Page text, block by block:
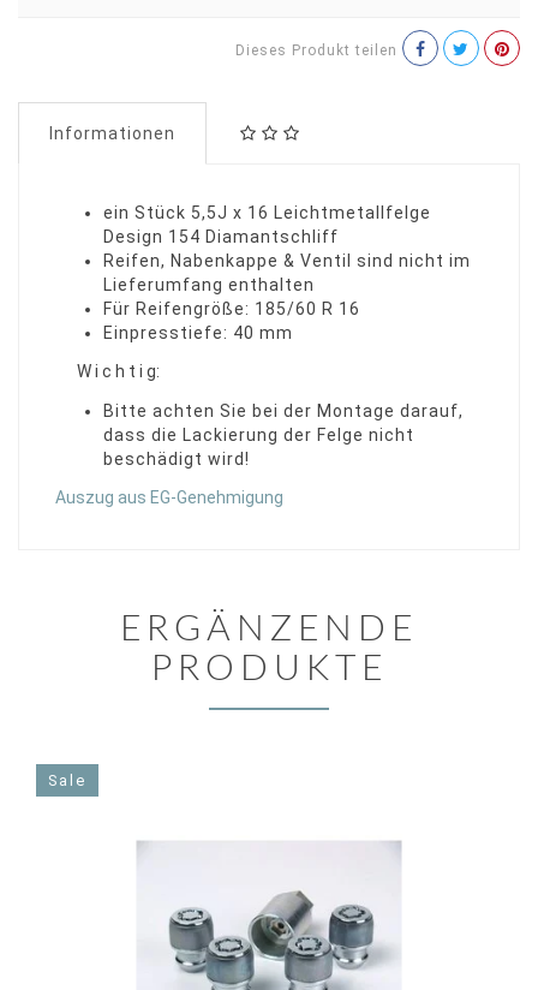
Dieses Produkt teilen
Informationen
ein Stück 5,5J x 16 Leichtmetallfelge
Design 154 Diamantschliff
Reifen, Nabenkappe & Ventil sind nicht im
Lieferumfang enthalten
Für Reifengröße: 185/60 R 16
Einpresstiefe: 40 mm
W i c h t i g:
Bitte achten Sie bei der Montage darauf,
dass die Lackierung der Felge nicht
beschädigt wird!
Auszug aus EG-Genehmigung
ERGÄNZENDE
PRODUKTE
Sale